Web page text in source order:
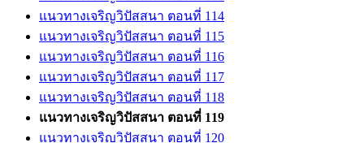
แนวทางเจริญวิปัสสนา ตอนที่ 114
แนวทางเจริญวิปัสสนา ตอนที่ 115
แนวทางเจริญวิปัสสนา ตอนที่ 116
แนวทางเจริญวิปัสสนา ตอนที่ 117
แนวทางเจริญวิปัสสนา ตอนที่ 118
แนวทางเจริญวิปัสสนา ตอนที่ 119
แนวทางเจริญวิปัสสนา ตอนที่ 120